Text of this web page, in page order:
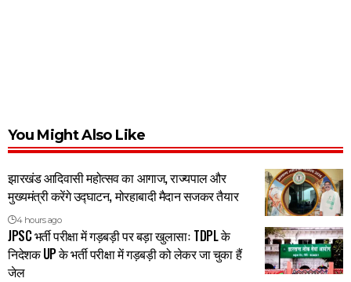
You Might Also Like
झारखंड आदिवासी महोत्सव का आगाज, राज्यपाल और
मुख्यमंत्री करेंगे उद्घाटन, मोरहाबादी मैदान सजकर तैयार
4 hours ago
JPSC भर्ती परीक्षा में गड़बड़ी पर बड़ा खुलासाः TDPL के
निदेशक UP के भर्ती परीक्षा में गड़बड़ी को लेकर जा चुका हैं
जेल